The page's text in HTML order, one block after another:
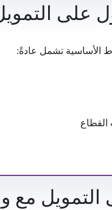
على
الأساسية تشمل عادةً: